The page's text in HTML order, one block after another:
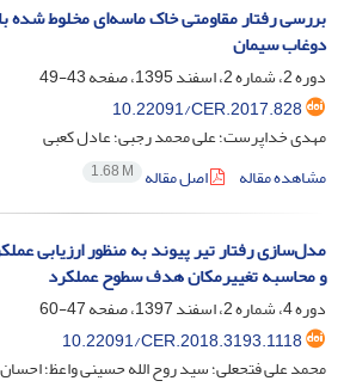
بررسی رفتار مقاومتی خاک‌ ماسه‌ای مخلوط شده
دوغاب سیمان
دوره 2، شماره 2، اسفند 1395، صفحه
43-49
10.22091/CER.2017.828
مهدی خداپرست؛ علی محمد رجبی؛ عادل کعبی
مشاهده مقاله
اصل مقاله 1.68 M
و محاسبه تغییرمکان هدف سطوح عملکرد
دوره 4، شماره 2، اسفند 1397، صفحه
47-60
10.22091/CER.2018.3193.1118
محمد علی فتحعلی؛ سید روح الله حسینی واعظ؛